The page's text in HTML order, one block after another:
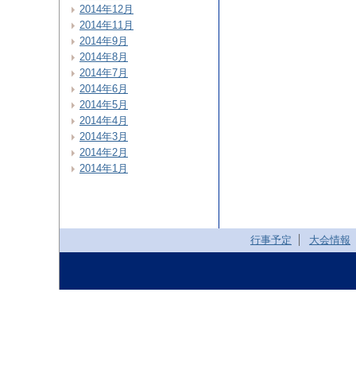
2014年12月
2014年11月
2014年9月
2014年8月
2014年7月
2014年6月
2014年5月
2014年4月
2014年3月
2014年2月
2014年1月
行事予定 大会情報